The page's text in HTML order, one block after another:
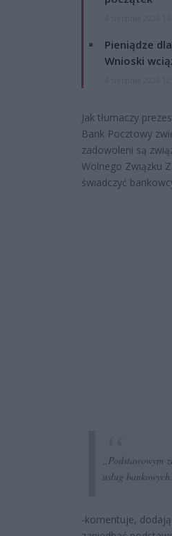
Pieniądze
Wnioski
Jak tłumaczy
Bank Pocztowy
zadowoleni są
Wolnego Związku
świadczyć
„Podstawowym
usług
-komentuje,